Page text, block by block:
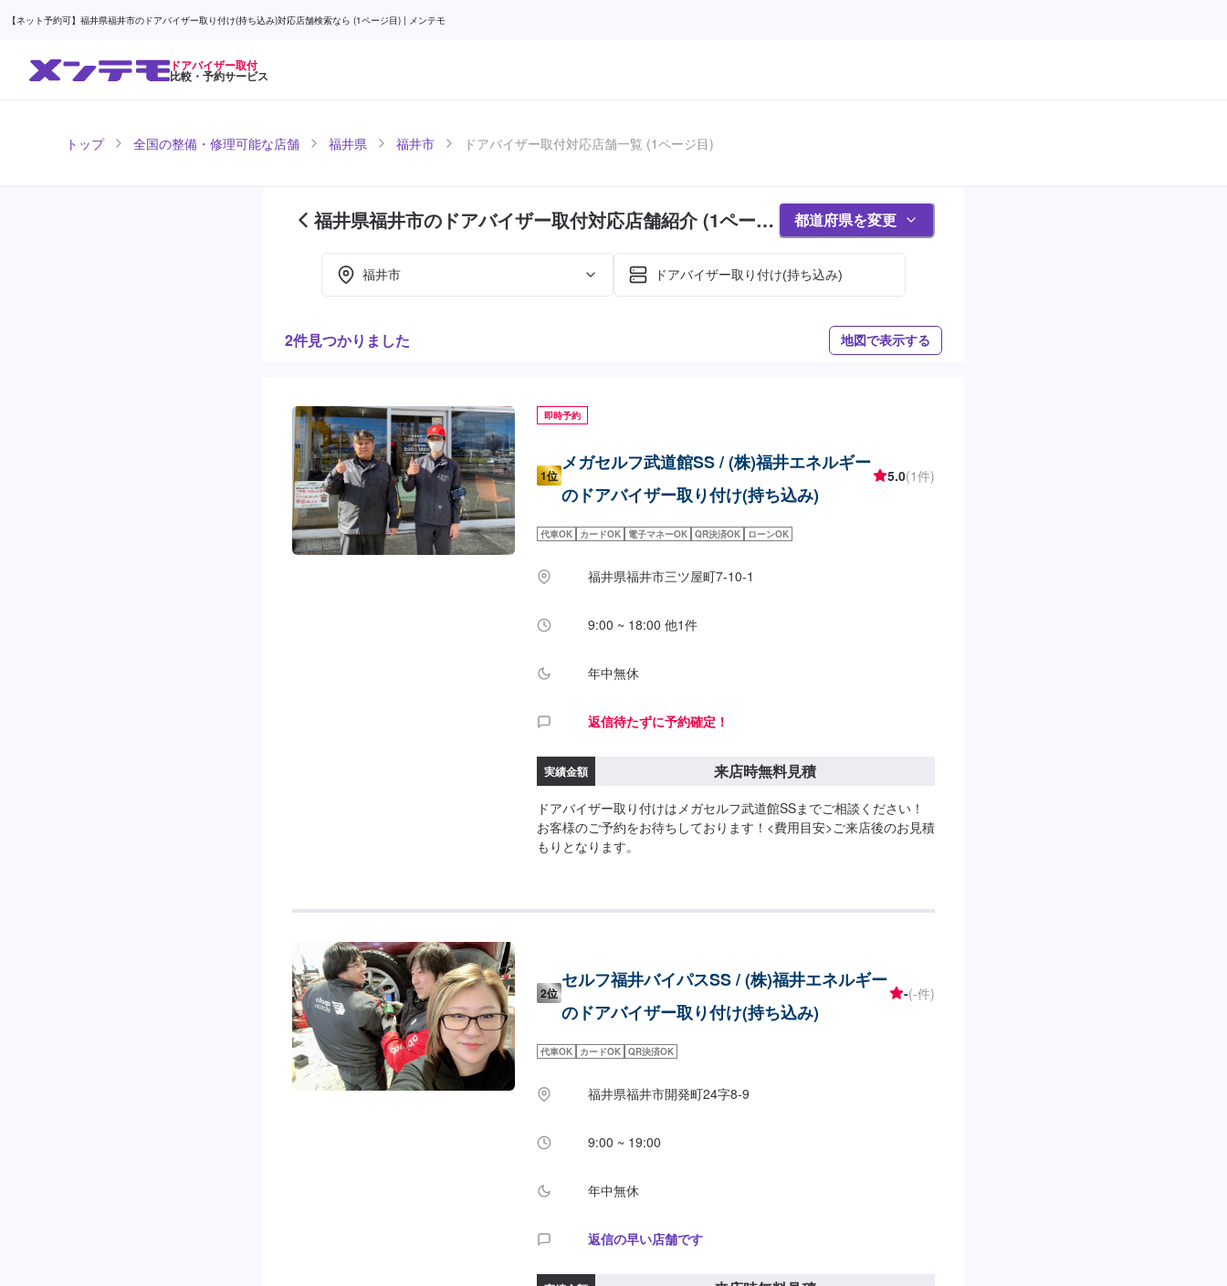
【ネット予約可】福井県福井市のドアバイザー取り付け(持ち込み)対応店舗検索なら (1ページ目) | メンテモ
ドアバイザー取付
比較・予約サービス
トップ 全国の整備・修理可能な店舗 福井県 福井市 ドアバイザー取付対応店舗一覧 (1ページ目)
福井県福井市のドアバイザー取付対応店舗紹介 (1ページ
目)
都道府県を変更
福井市 ドアバイザー取り付け(持ち込み)
2件見つかりました 地図で表示する
即時予約
1位
メガセルフ武道館SS / (株)福井エネルギー
のドアバイザー取り付け(持ち込み)
5.0(1件)
代車OK カードOK 電子マネーOK QR決済OK ローンOK
福井県福井市三ツ屋町7-10-1
9:00 ~ 18:00 他1件
年中無休
返信待たずに予約確定！
実績金額 来店時無料見積
ドアバイザー取り付けはメガセルフ武道館SSまでご相談ください！
お客様のご予約をお待ちしております！<費用目安>ご来店後のお見積
もりとなります。
2位
セルフ福井バイパスSS / (株)福井エネルギー
のドアバイザー取り付け(持ち込み)
-(-件)
代車OK カードOK QR決済OK
福井県福井市開発町24字8-9
9:00 ~ 19:00
年中無休
返信の早い店舗です